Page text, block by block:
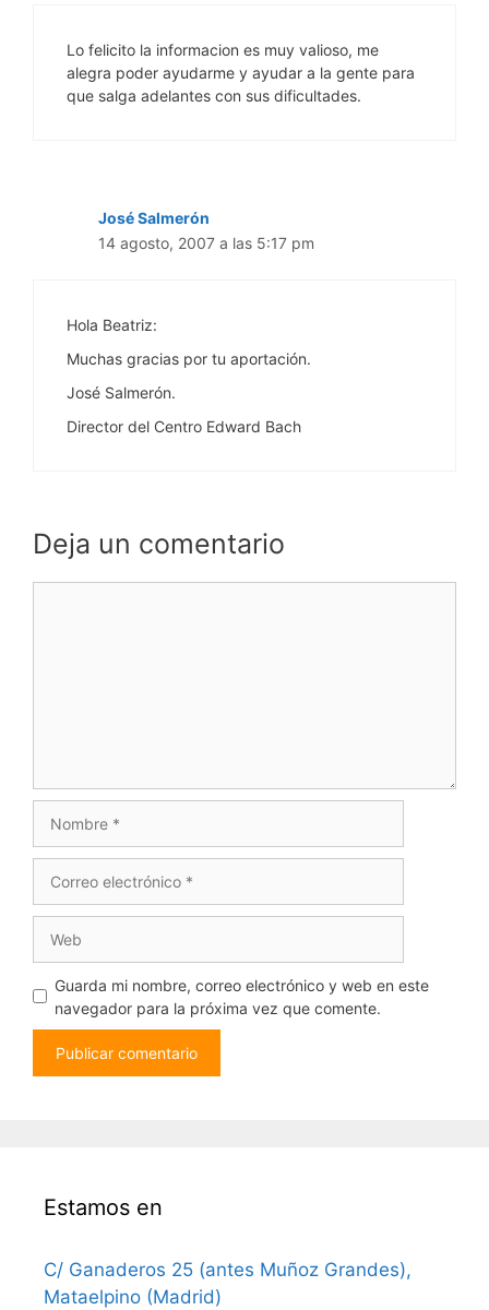
Lo felicito la informacion es muy valioso, me
alegra poder ayudarme y ayudar a la gente para
que salga adelantes con sus dificultades.
José Salmerón
14 agosto, 2007 a las 5:17 pm
Hola Beatriz:
Muchas gracias por tu aportación.
José Salmerón.
Director del Centro Edward Bach
Deja un comentario
electrónico
Guarda mi nombre, correo electrónico y web en este
navegador para la próxima vez que comente.
Estamos en
C/ Ganaderos 25 (antes Muñoz Grandes),
Mataelpino (Madrid)